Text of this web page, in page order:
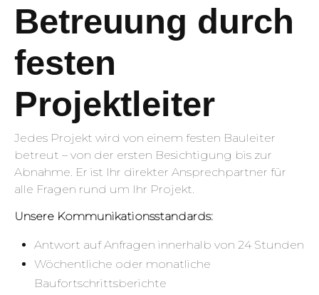
Betreuung durch
festen
Projektleiter
Jedes Projekt wird von einem festen Bauleiter
betreut – von der ersten Besichtigung bis zur
Abnahme. Er ist Ihr direkter Ansprechpartner für
alle Fragen rund um Ihr Projekt.
Unsere Kommunikationsstandards:
Antwort auf Anfragen innerhalb von 24 Stunden
Wöchentliche oder monatliche
Baufortschrittsberichte